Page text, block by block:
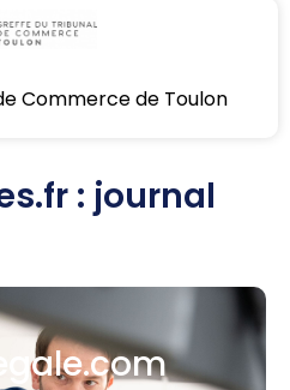
Commerce de Toulon
: journal